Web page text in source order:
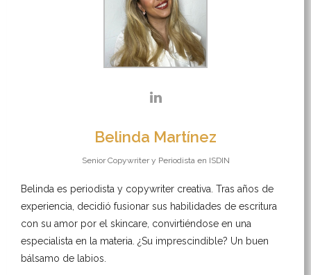
Belinda Martínez
Senior Copywriter y Periodista en ISDIN
Belinda es periodista y copywriter creativa. Tras años de
experiencia, decidió fusionar sus habilidades de escritura
con su amor por el skincare, convirtiéndose en una
especialista en la materia. ¿Su imprescindible? Un buen
bálsamo de labios.